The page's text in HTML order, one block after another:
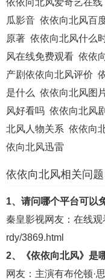
瓜影音 依依向北风百
原著 依依向北风什么
风在线免费观看 依依
产剧依依向北风评价
是什么 依依向北风图
风好看吗 依依向北风
北风人物关系 依依向
依向北风迅雷
依依向北风相关问题
1、请问哪个平台可以
秦皇影视网友：在线观
rdy/3869.html
2、《依依向北风》是
网友：主演有布伦顿·